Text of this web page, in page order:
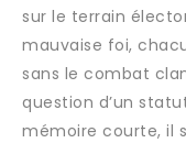
sur le terrain
mauvaise foi,
sans le combat
question d’un
mémoire courte, il